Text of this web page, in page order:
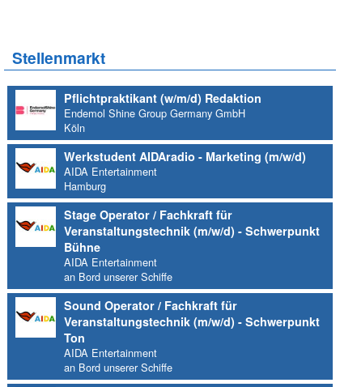
Stellenmarkt
Pflichtpraktikant (w/m/d) Redaktion
Endemol Shine Group Germany GmbH
Köln
Werkstudent AIDAradio - Marketing (m/w/d)
AIDA Entertainment
Hamburg
Stage Operator / Fachkraft für
Veranstaltungstechnik (m/w/d) - Schwerpunkt
Bühne
AIDA Entertainment
an Bord unserer Schiffe
Sound Operator / Fachkraft für
Veranstaltungstechnik (m/w/d) - Schwerpunkt
Ton
AIDA Entertainment
an Bord unserer Schiffe